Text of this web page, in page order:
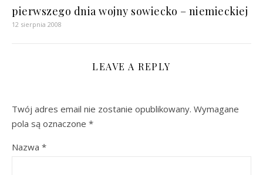
pierwszego dnia wojny sowiecko – niemieckiej
12 sierpnia 2008
LEAVE A REPLY
Twój adres email nie zostanie opublikowany. Wymagane
pola są oznaczone *
Nazwa *